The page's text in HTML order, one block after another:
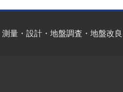
測量・設計・地盤調査・地盤改